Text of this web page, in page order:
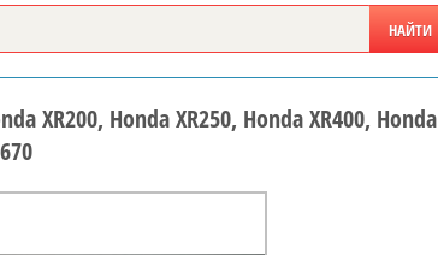
XR200, Honda XR250, Honda XR400, Honda